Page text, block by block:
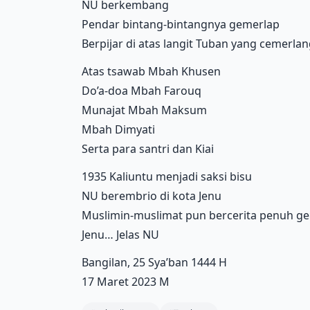
NU berkembang
Pendar bintang-bintangnya gemerlap
Berpijar di atas langit Tuban yang
Atas tsawab Mbah Khusen
Do’a-doa Mbah Farouq
Munajat Mbah Maksum
Mbah Dimyati
Serta para santri dan Kiai
1935 Kaliuntu menjadi saksi bisu
NU berembrio di kota Jenu
Muslimin-muslimat pun bercerita penuh
Jenu… Jelas NU
Bangilan, 25 Sya’ban 1444 H
17 Maret 2023 M